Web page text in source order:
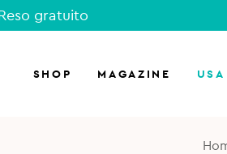
gratuito
SHOP MAGAZINE